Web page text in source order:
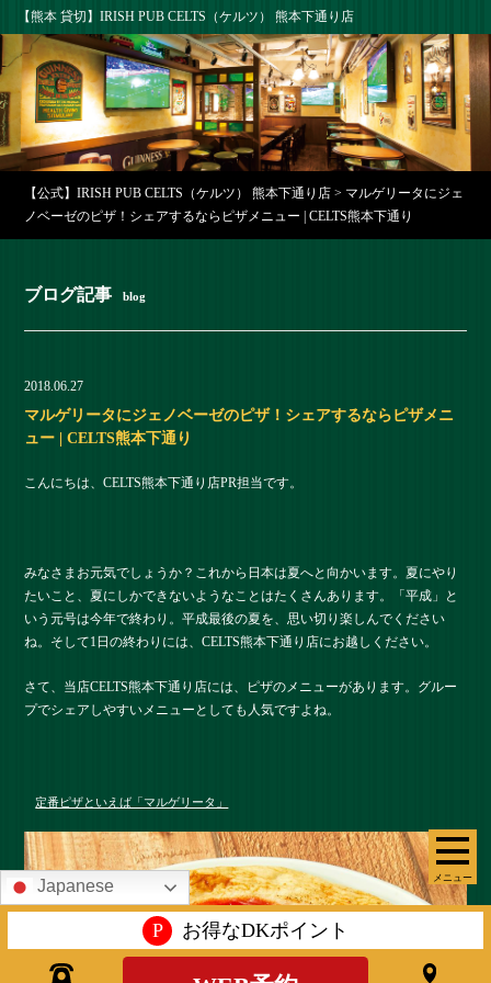
【熊本 貸切】IRISH PUB CELTS（ケルツ） 熊本下通り店
メニュー
【公式】IRISH PUB CELTS（ケルツ） 熊本下通り店 > マルゲリータにジェ
ノベーゼのピザ！シェアするならピザメニュー | CELTS熊本下通り
ブログ記事 blog
2018.06.27
マルゲリータにジェノベーゼのピザ！シェアするならピザメニ
ュー | CELTS熊本下通り
こんにちは、CELTS熊本下通り店PR担当です。
みなさまお元気でしょうか？これから日本は夏へと向かいます。夏にやり
たいこと、夏にしかできないようなことはたくさんあります。「平成」と
いう元号は今年で終わり。平成最後の夏を、思い切り楽しんでください
ね。そして1日の終わりには、CELTS熊本下通り店にお越しください。
さて、当店CELTS熊本下通り店には、ピザのメニューがあります。グルー
プでシェアしやすいメニューとしても人気ですよね。
定番ピザといえば「マルゲリータ」
Japanese
P お得なDKポイント